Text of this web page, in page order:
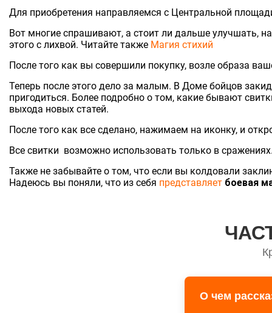
Для приобретения направляемся с Центральной
Вот многие спрашивают, а стоит ли дальше улучшать,
этого с лихвой. Читайте также Магия стихий
После того как вы совершили покупку, возле образа
Теперь после этого дело за малым. В Доме бойцов
пригодиться. Более подробно о том, какие бывают
выхода новых статей.
После того как все сделано, нажимаем на иконку, и
Все свитки возможно использовать только в
Также не забывайте о том, что если вы колдовали
Надеюсь вы поняли, что из себя представляет боевая
О чем